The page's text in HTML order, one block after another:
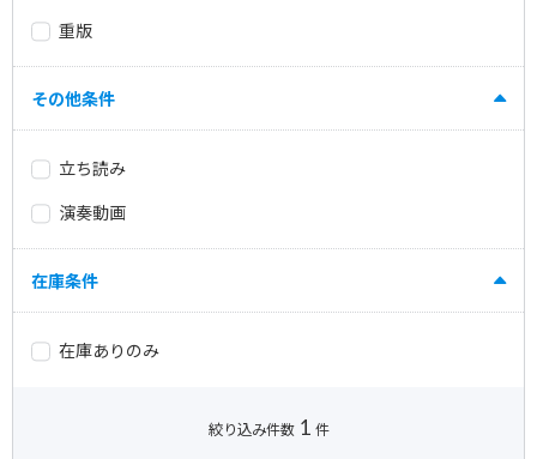
重版
その他条件
立ち読み
演奏動画
在庫条件
在庫ありのみ
絞り込み件数 1 件